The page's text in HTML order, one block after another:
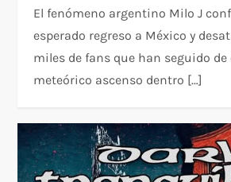
El fenómeno argentino Milo J
esperado regreso a México y
miles de fans que han seguido de
meteórico ascenso dentro […]